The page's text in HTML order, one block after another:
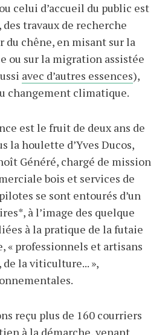
celui d’accueil du public est
travaux de recherche
du chêne, en misant sur la
ou sur la migration assistée
avec d’autres essences),
changement climatique.
est le fruit de deux ans de
la houlette d’Yves Ducos,
Généré, chargé de mission
bois et services de
se sont entourés d’un
à l’image des quelque
à la pratique de la futaie
« professionnels et artisans
de la viticulture... »,
reçu plus de 160 courriers
à la démarche, venant